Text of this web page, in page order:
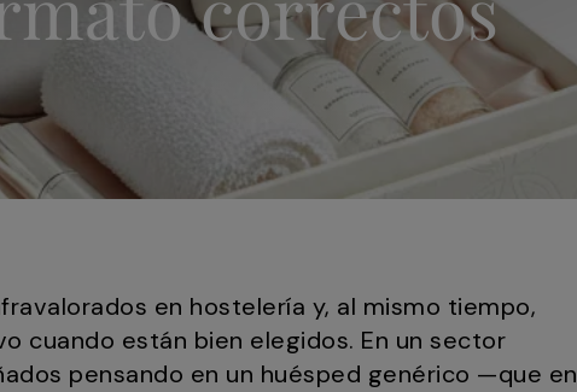
en hostelería y, al mismo tiempo,
cuando están bien elegidos. En un sector
pensando en un huésped genérico —que en